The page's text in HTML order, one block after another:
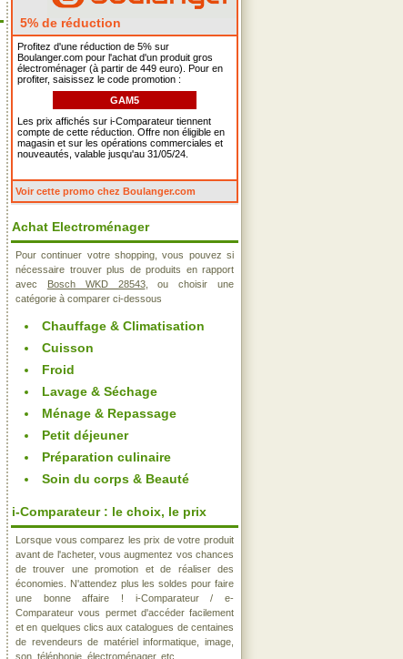
5% de réduction
Profitez d'une réduction de 5% sur
Boulanger.com pour l'achat d'un produit gros
électroménager (à partir de 449 euro). Pour en
profiter, saisissez le code promotion :
GAM5
Les prix affichés sur i-Comparateur tiennent
compte de cette réduction. Offre non éligible en
magasin et sur les opérations commerciales et
nouveautés, valable jusqu'au 31/05/24.
Voir cette promo chez Boulanger.com
Achat Electroménager
Pour continuer votre shopping, vous pouvez si
nécessaire trouver plus de produits en rapport
avec Bosch WKD 28543, ou choisir une
catégorie à comparer ci-dessous
Chauffage & Climatisation
Cuisson
Froid
Lavage & Séchage
Ménage & Repassage
Petit déjeuner
Préparation culinaire
Soin du corps & Beauté
i-Comparateur : le choix, le prix
Lorsque vous comparez les prix de votre produit
avant de l'acheter, vous augmentez vos chances
de trouver une promotion et de réaliser des
économies. N'attendez plus les soldes pour faire
une bonne affaire ! i-Comparateur / e-
Comparateur vous permet d'accéder facilement
et en quelques clics aux catalogues de centaines
de revendeurs de matériel informatique, image,
son, téléphonie, électroménager, etc..